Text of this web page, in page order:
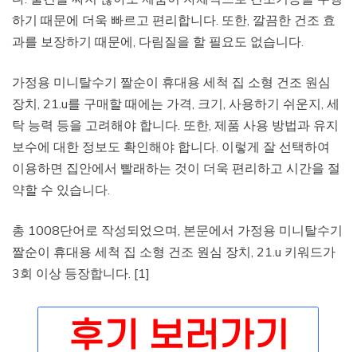
하기 때문에 더욱 빠르고 편리합니다. 또한, 깔끔한 건조 효
과를 보장하기 때문에, 다림질을 할 필요도 없습니다.
가정용 미니탈수기 짤순이 휴대용 세척 집 소형 건조 원심
장치, 21.u를 구매할 때에는 가격, 크기, 사용하기 쉬운지, 세
탁 능력 등을 고려해야 합니다. 또한, 제품 사용 방법과 유지
보수에 대한 정보도 확인해야 합니다. 이렇게 잘 선택하여
이용하면 집안에서 빨래하는 것이 더욱 편리하고 시간을 절
약할 수 있습니다.
총 1008단어로 작성되었으며, 본문에서 가정용 미니탈수기
짤순이 휴대용 세척 집 소형 건조 원심 장치, 21.u 키워드가
3회 이상 등장합니다. [1]